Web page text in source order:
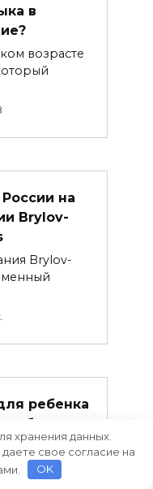
в
возрасте
на
Brylov-
Brylov-
ребенка
быть в
ребенка от
быть
хранения данных.
свое согласие на
OK